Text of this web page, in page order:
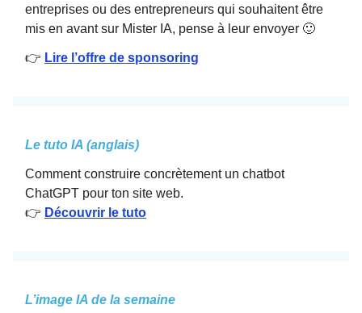
entreprises ou des entrepreneurs qui souhaitent être
mis en avant sur Mister IA, pense à leur envoyer 🙂
👉 Lire l’offre de sponsoring
Le tuto IA (anglais)
Comment construire concrètement un chatbot
ChatGPT pour ton site web.
👉 Découvrir le tuto
L’image IA de la semaine